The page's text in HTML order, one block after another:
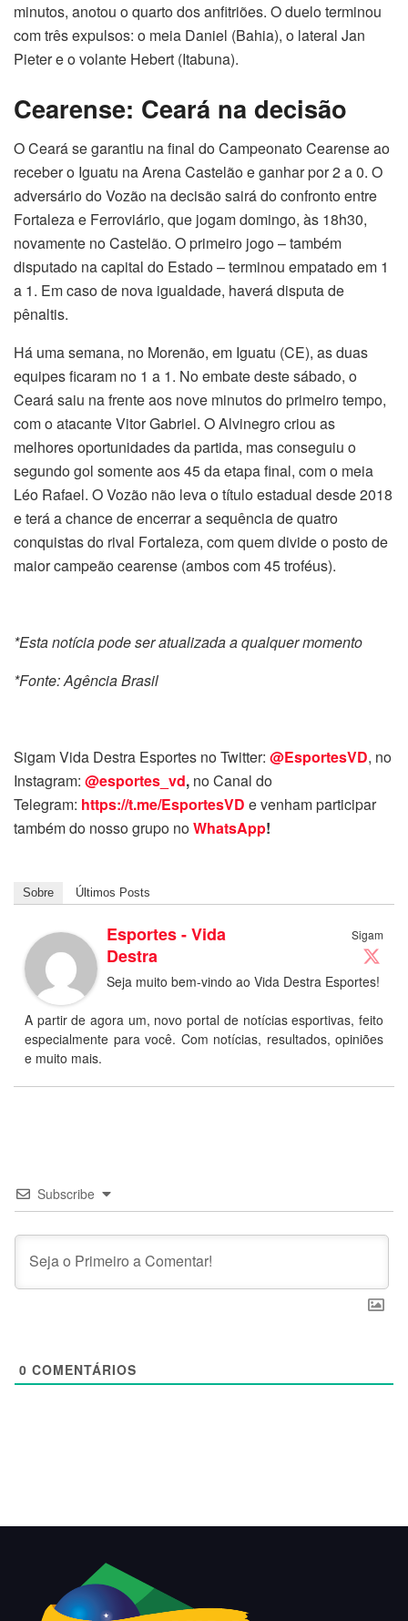
minutos, anotou o quarto dos anfitriões. O duelo terminou
com três expulsos: o meia Daniel (Bahia), o lateral Jan
Pieter e o volante Hebert (Itabuna).
Cearense: Ceará na decisão
O Ceará se garantiu na final do Campeonato Cearense ao
receber o Iguatu na Arena Castelão e ganhar por 2 a 0. O
adversário do Vozão na decisão sairá do confronto entre
Fortaleza e Ferroviário, que jogam domingo, às 18h30,
novamente no Castelão. O primeiro jogo – também
disputado na capital do Estado – terminou empatado em 1
a 1. Em caso de nova igualdade, haverá disputa de
pênaltis.
Há uma semana, no Morenão, em Iguatu (CE), as duas
equipes ficaram no 1 a 1. No embate deste sábado, o
Ceará saiu na frente aos nove minutos do primeiro tempo,
com o atacante Vitor Gabriel. O Alvinegro criou as
melhores oportunidades da partida, mas conseguiu o
segundo gol somente aos 45 da etapa final, com o meia
Léo Rafael. O Vozão não leva o título estadual desde 2018
e terá a chance de encerrar a sequência de quatro
conquistas do rival Fortaleza, com quem divide o posto de
maior campeão cearense (ambos com 45 troféus).
*Esta notícia pode ser atualizada a qualquer momento
*Fonte: Agência Brasil
Sigam Vida Destra Esportes no Twitter: @EsportesVD, no
Instagram: @esportes_vd, no Canal do
Telegram: https://t.me/EsportesVD e venham participar
também do nosso grupo noWhatsApp!
Sobre Últimos Posts
Sigam
Esportes - Vida
Destra
Seja muito bem-vindo ao Vida Destra Esportes!
A partir de agora um, novo portal de notícias esportivas, feito
especialmente para você. Com notícias, resultados, opiniões
e muito mais.
Subscribe
0 COMENTÁRIOS